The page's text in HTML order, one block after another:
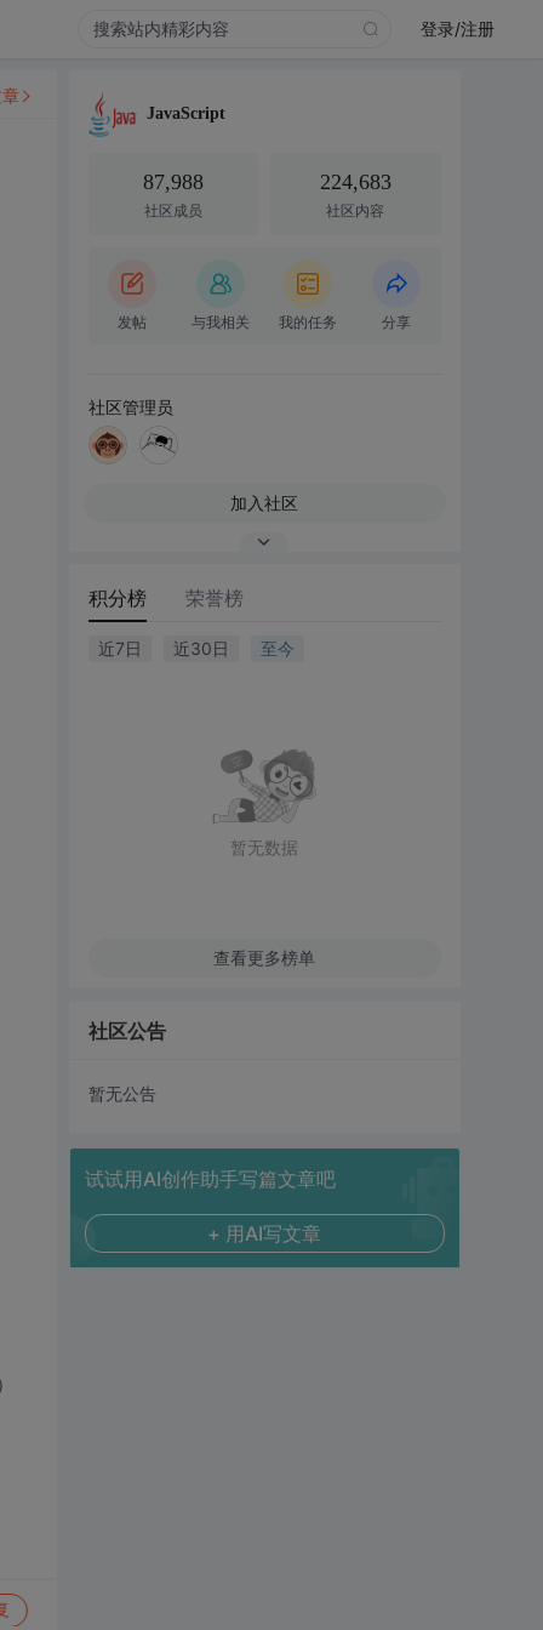
登录/注册
JavaScript
87,988
社区成员
224,683
社区内容
发帖 与我相关 我的任务 分享
社区管理员
加入社区
积分榜 荣誉榜
近7日 近30日 至今
暂无数据
查看更多榜单
社区公告
暂无公告
试试用AI创作助手写篇文章吧
+ 用AI写文章